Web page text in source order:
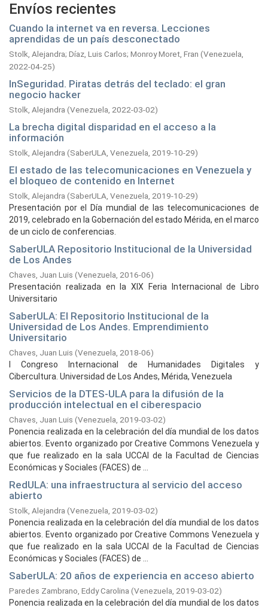
Envíos recientes
Cuando la internet va en reversa. Lecciones
aprendidas de un país desconectado
Stolk, Alejandra; Díaz, Luis Carlos; Monroy Moret, Fran (Venezuela,
2022-04-25)
InSeguridad. Piratas detrás del teclado: el gran
negocio hacker
Stolk, Alejandra (Venezuela, 2022-03-02)
La brecha digital disparidad en el acceso a la
información
Stolk, Alejandra (SaberULA, Venezuela, 2019-10-29)
El estado de las telecomunicaciones en Venezuela y
el bloqueo de contenido en Internet
Stolk, Alejandra (SaberULA, Venezuela, 2019-10-29)
Presentación por el Día mundial de las telecomunicaciones de
2019, celebrado en la Gobernación del estado Mérida, en el marco
de un ciclo de conferencias.
SaberULA Repositorio Institucional de la Universidad
de Los Andes
Chaves, Juan Luis (Venezuela, 2016-06)
Presentación realizada en la XIX Feria Internacional de Libro
Universitario
SaberULA: El Repositorio Institucional de la
Universidad de Los Andes. Emprendimiento
Universitario
Chaves, Juan Luis (Venezuela, 2018-06)
I Congreso Internacional de Humanidades Digitales y
Cibercultura. Universidad de Los Andes, Mérida, Venezuela
Servicios de la DTES-ULA para la difusión de la
producción intelectual en el ciberespacio
Chaves, Juan Luis (Venezuela, 2019-03-02)
Ponencia realizada en la celebración del día mundial de los datos
abiertos. Evento organizado por Creative Commons Venezuela y
que fue realizado en la sala UCCAI de la Facultad de Ciencias
Económicas y Sociales (FACES) de ...
RedULA: una infraestructura al servicio del acceso
abierto
Stolk, Alejandra (Venezuela, 2019-03-02)
Ponencia realizada en la celebración del día mundial de los datos
abiertos. Evento organizado por Creative Commons Venezuela y
que fue realizado en la sala UCCAI de la Facultad de Ciencias
Económicas y Sociales (FACES) de ...
SaberULA: 20 años de experiencia en acceso abierto
Paredes Zambrano, Eddy Carolina (Venezuela, 2019-03-02)
Ponencia realizada en la celebración del día mundial de los datos